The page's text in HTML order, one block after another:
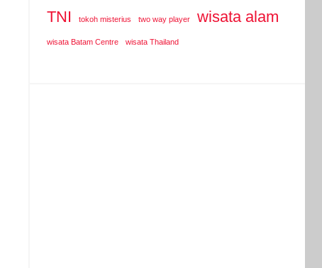
TNI tokoh misterius two way player wisata alam
wisata Batam Centre wisata Thailand